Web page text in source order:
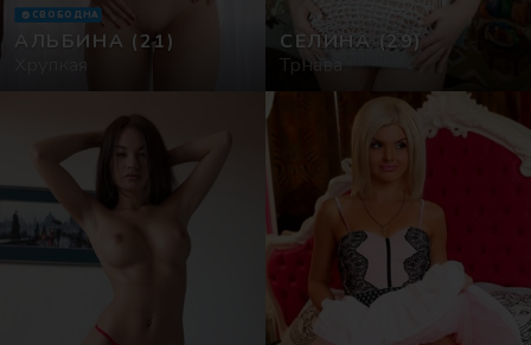
АЛЬБИНА (21)
СВОБОДНА
СЕЛИНА (29)
Трнава